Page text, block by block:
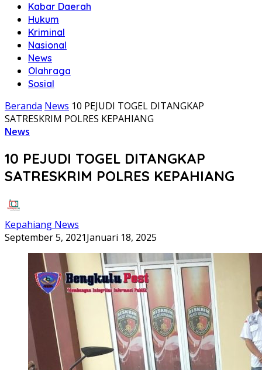
Kabar Daerah
Hukum
Kriminal
Nasional
News
Olahraga
Sosial
Beranda News 10 PEJUDI TOGEL DITANGKAP
SATRESKRIM POLRES KEPAHIANG
News
10 PEJUDI TOGEL DITANGKAP
SATRESKRIM POLRES KEPAHIANG
Kepahiang News
September 5, 2021Januari 18, 2025